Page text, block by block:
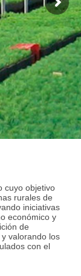
cuyo objetivo
rurales de
iniciativas
económico y
de
valorando los
con el